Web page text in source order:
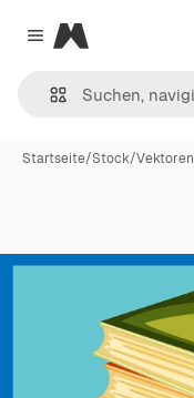
Close menu
Magnific
Startseite/Stock/Vektoren